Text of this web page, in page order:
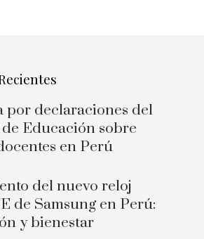
por declaraciones del
Educación sobre
en Perú
del nuevo reloj
de Samsung en Perú:
y bienestar